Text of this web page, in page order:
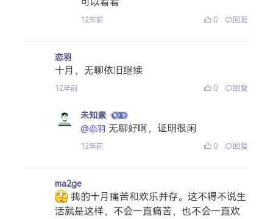
12年前 0 回复
恋羽
十月，无聊依旧继续
12年前 0 回复
未知素
@恋羽 无聊好啊，证明很闲
12年前 0 回复
ma2ge
我的十月痛苦和欢乐并存。这不得不说生
活就是这样，不会一直痛苦，也不会一直欢